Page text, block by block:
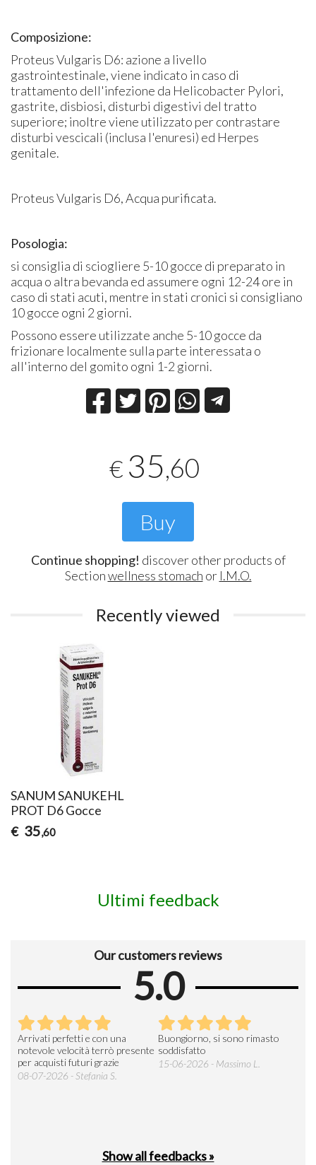
Composizione:
Proteus Vulgaris D6: azione a livello
gastrointestinale, viene indicato in caso di
trattamento dell'infezione da Helicobacter Pylori,
gastrite, disbiosi, disturbi digestivi del tratto
superiore; inoltre viene utilizzato per contrastare
disturbi vescicali (inclusa l'enuresi) ed Herpes
genitale.
Proteus Vulgaris D6, Acqua purificata.
Posologia:
si consiglia di sciogliere 5-10 gocce di preparato in
acqua o altra bevanda ed assumere ogni 12-24 ore in
caso di stati acuti, mentre in stati cronici si consigliano
10 gocce ogni 2 giorni.
Possono essere utilizzate anche 5-10 gocce da
frizionare localmente sulla parte interessata o
all'interno del gomito ogni 1-2 giorni.
€ 35,60
Buy
Continue shopping! discover other products of
Sectionwellness stomach or I.M.O.
Recently viewed
SANUM SANUKEHL
PROT D6 Gocce
€ 35,60
Ultimi feedback
Our customers reviews
5.0
Arrivati perfetti e con una
notevole velocità terrò presente
per acquisti futuri grazie
08-07-2026 - Stefania S.
Buongiorno, si sono rimasto
soddisfatto
15-06-2026 - Massimo L.
Show all feedbacks »